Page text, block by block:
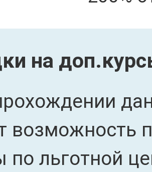
на
возможность
по льготной